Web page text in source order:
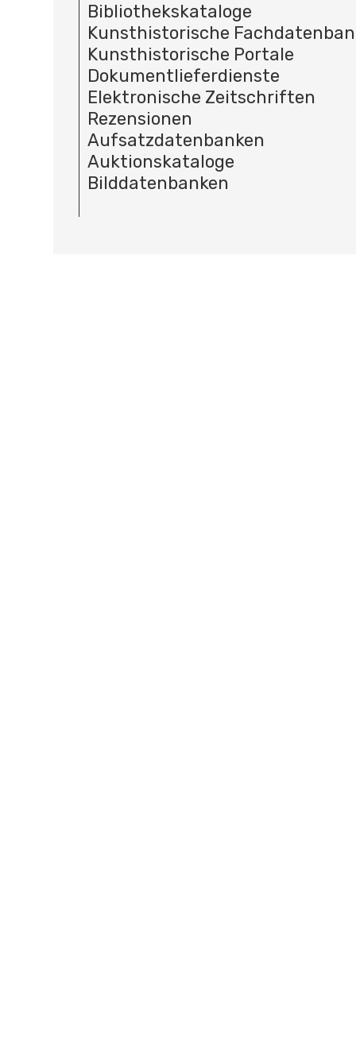
Bibliothekskataloge
Kunsthistorische
Kunsthistorische Portale
Dokumentlieferdienste
Elektronische Zeitschriften
Rezensionen
Aufsatzdatenbanken
Auktionskataloge
Bilddatenbanken